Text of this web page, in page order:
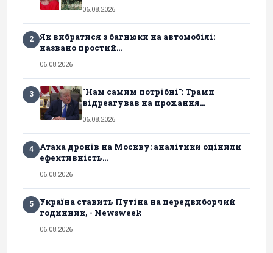
06.08.2026
2
Як вибратися з багнюки на автомобілі:
названо простий...
06.08.2026
3
"Нам самим потрібні": Трамп
відреагував на прохання...
06.08.2026
4
Атака дронів на Москву: аналітики оцінили
ефективність...
06.08.2026
5
Україна ставить Путіна на передвиборчий
годинник, - Newsweek
06.08.2026